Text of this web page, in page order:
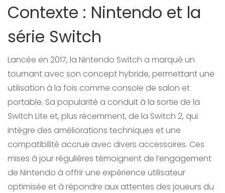
Contexte : Nintendo et la
série Switch
Lancée en 2017, la Nintendo Switch a marqué un
tournant avec son concept hybride, permettant une
utilisation à la fois comme console de salon et
portable. Sa popularité a conduit à la sortie de la
Switch Lite et, plus récemment, de la Switch 2, qui
intègre des améliorations techniques et une
compatibilité accrue avec divers accessoires. Ces
mises à jour régulières témoignent de l’engagement
de Nintendo à offrir une expérience utilisateur
optimisée et à répondre aux attentes des joueurs du